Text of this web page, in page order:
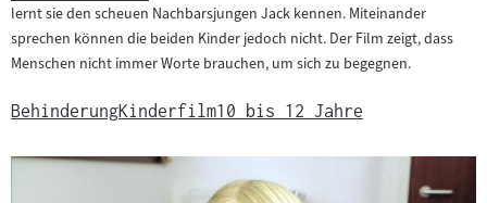
lernt sie den scheuen Nachbarsjungen Jack kennen. Miteinander
sprechen können die beiden Kinder jedoch nicht. Der Film zeigt, dass
Menschen nicht immer Worte brauchen, um sich zu begegnen.
BehinderungKinderfilm10 bis 12 Jahre